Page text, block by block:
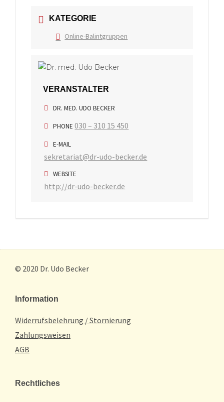
KATEGORIE
Online-Balintgruppen
VERANSTALTER
DR. MED. UDO BECKER
PHONE 030 – 310 15 450
E-MAIL
sekretariat@dr-udo-becker.de
WEBSITE
http://dr-udo-becker.de
© 2020 Dr. Udo Becker
Information
Widerrufsbelehrung / Stornierung
Zahlungsweisen
AGB
Rechtliches